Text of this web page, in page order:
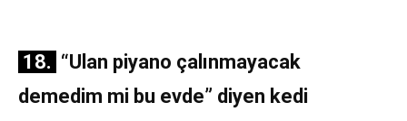
18. “Ulan piyano çalınmayacak
demedim mi bu evde” diyen kedi